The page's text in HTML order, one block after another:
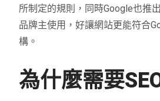
所制定的規則，同時Google也推
品牌主使用，好讓網站更能符合
構。
為什麼需要